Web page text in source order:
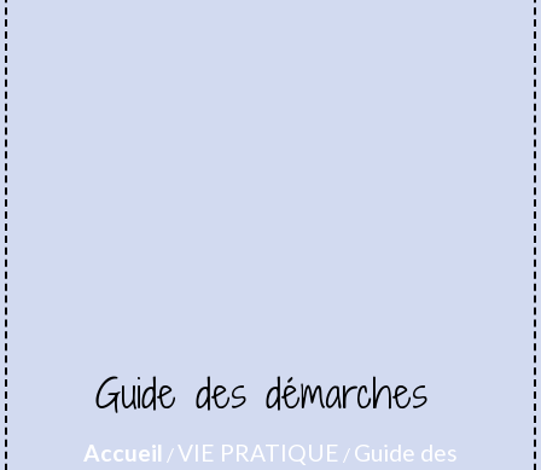
Guide des démarches
Accueil /VIE PRATIQUE / Guide des